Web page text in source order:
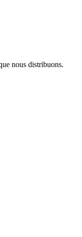
nous distribuons.